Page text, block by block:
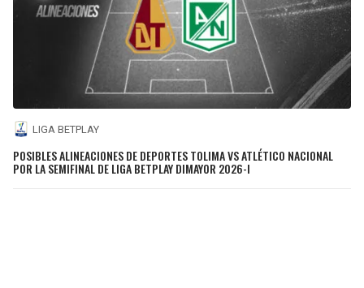
LIGA BETPLAY
POSIBLES ALINEACIONES DE DEPORTES TOLIMA VS ATLÉTICO NACIONAL
POR LA SEMIFINAL DE LIGA BETPLAY DIMAYOR 2026-I